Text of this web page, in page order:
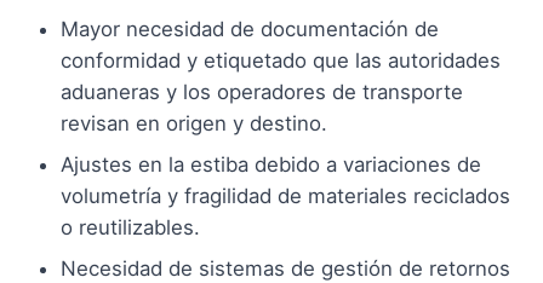
Mayor necesidad de documentación de
conformidad y etiquetado que las autoridades
aduaneras y los operadores de transporte
revisan en origen y destino.
Ajustes en la estiba debido a variaciones de
volumetría y fragilidad de materiales reciclados
o reutilizables.
Necesidad de sistemas de gestión de retornos